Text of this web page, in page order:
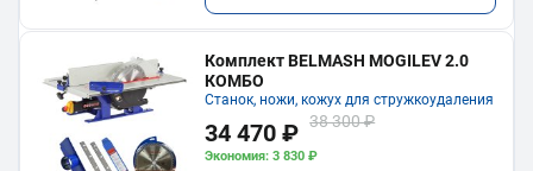
Комплект BELMASH MOGILEV 2.0
КОМБО
Станок, ножи, кожух для стружкоудаления
34 470 ₽ 38 300 ₽
Экономия: 3 830 ₽